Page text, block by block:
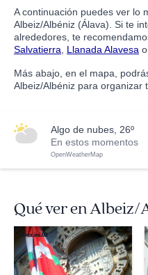
A continuación puedes ver lo
Albeiz/Albéniz (Álava). Si te
alrededores, te
Salvatierra
Llanada Alavesa o
Más abajo, en el mapa,
Albeiz/Albéniz para organizar
algo de nubes, 26º
En estos momentos
OpenWeatherMap
Qué ver en Albeiz/
Aintz.ini.09